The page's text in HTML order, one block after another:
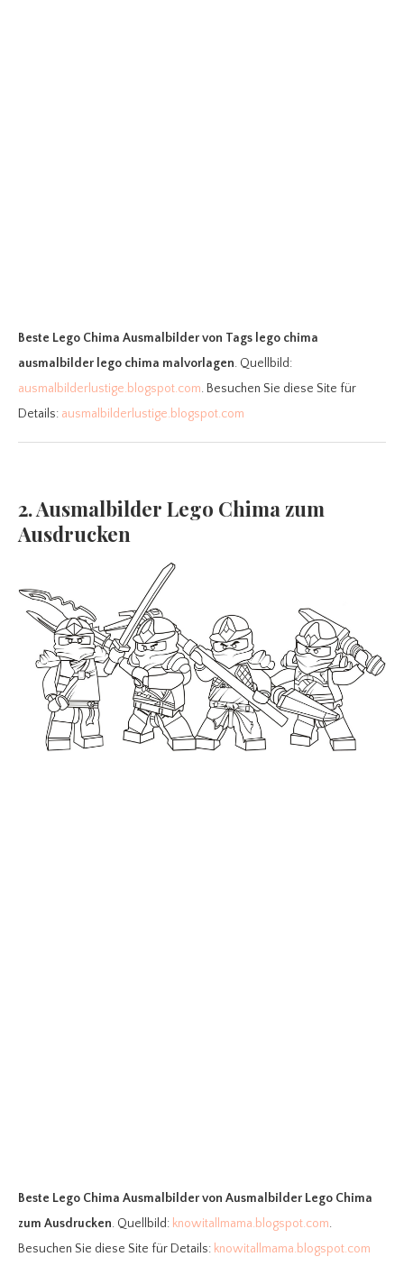
Beste Lego Chima Ausmalbildervon Tags lego chima
ausmalbilder lego chima malvorlagen. Quellbild:
ausmalbilderlustige.blogspot.com. Besuchen Sie diese Site für
Details: ausmalbilderlustige.blogspot.com
2. Ausmalbilder Lego Chima zum
Ausdrucken
Beste Lego Chima Ausmalbildervon Ausmalbilder Lego Chima
zum Ausdrucken. Quellbild: knowitallmama.blogspot.com.
Besuchen Sie diese Site für Details: knowitallmama.blogspot.com